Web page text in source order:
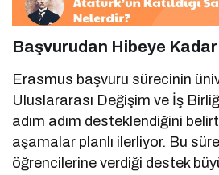
Başvurudan Hibeye
Erasmus başvuru sürecinin
Uluslararası Değişim ve İş
adım adım desteklendiğini
aşamalar planlı ilerliyor. Bu
öğrencilerine verdiği destek